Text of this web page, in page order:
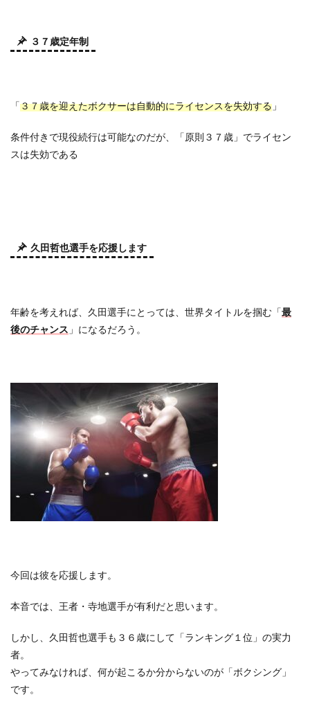
３７歳定年制
「３７歳を迎えたボクサーは自動的にライセンスを失効する 」
条件付きで現役続行は可能なのだが、「原則３７歳」でライセン
スは失効である
久田哲也選手を応援します
年齢を考えれば、久田選手にとっては、世界タイトルを掴む「最
後のチャンス 」になるだろう。
今回は彼を応援します。
本音では、王者・寺地選手が有利だと思います。
しかし、久田哲也選手も３６歳にして「ランキング１位」の実力
者。
やってみなければ、何が起こるか分からないのが「ボクシング」
です。